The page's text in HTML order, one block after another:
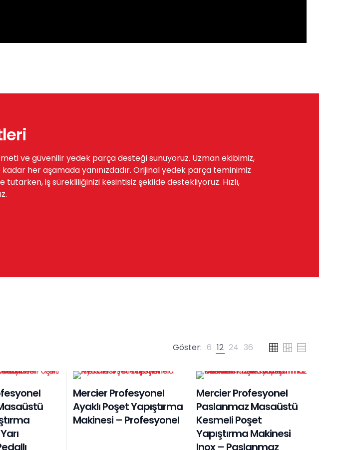
ve güvenilir yedek parça desteği sunuyoruz. Uzman ekibimiz,
her aşamada yanınızdadır. Orijinal yedek parça teminimiz
iş sürekliliğinizi kesintisiz şekilde destekliyoruz. Hızlı,
Göster: 6 12 24 36
Mercier Profesyonel
Ayaklı Poşet Yapıştırma
Makinesi – Profesyonel
Mercier Profesyonel
Paslanmaz Masaüstü
Kesmeli Poşet
Yapıştırma Makinesi
Inox – Paslanmaz